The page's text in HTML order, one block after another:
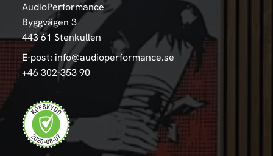
AudioPerformance
Byggvägen 3
443 61 Stenkullen
E-post: info@audioperformance.se
+46 302-353 90